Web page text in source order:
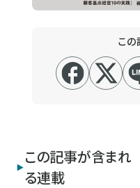
この
この記事が含まれ
る連載